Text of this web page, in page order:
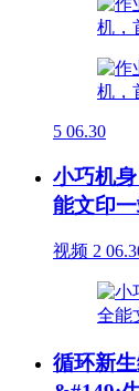
5 06.30
小巧机
能文印
视频 2
循环新